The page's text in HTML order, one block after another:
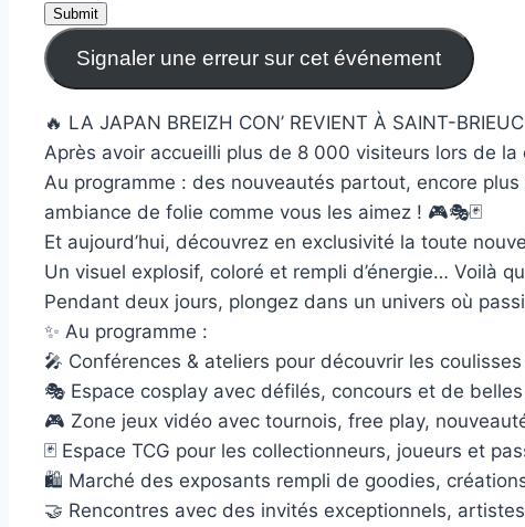
Submit
Signaler une erreur sur cet événement
🔥 LA JAPAN BREIZH CON’ REVIENT À SAINT-
Après avoir accueilli plus de 8 000 visiteurs lors de la
Au programme : des nouveautés partout, encore
ambiance de folie comme vous les aimez ! 🎮🎭🃏
Et aujourd’hui, découvrez en exclusivité la toute
Un visuel explosif, coloré et rempli d’énergie… Voilà
Pendant deux jours, plongez dans un univers où
✨ Au programme :
🎤 Conférences & ateliers pour découvrir les
🎭 Espace cosplay avec défilés, concours et de
🎮 Zone jeux vidéo avec tournois, free play,
🃏 Espace TCG pour les collectionneurs, joueurs et
🛍️ Marché des exposants rempli de goodies,
🤝 Rencontres avec des invités exceptionnels,